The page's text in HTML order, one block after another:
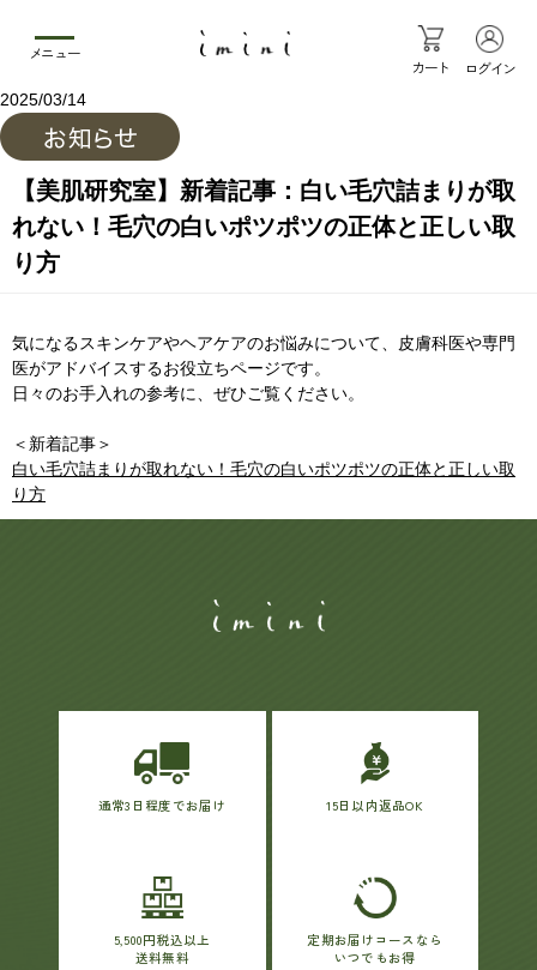
メニュー
カート ログイン
2025/03/14
【美肌研究室】新着記事：白い毛穴詰まりが取
れない！毛穴の白いポツポツの正体と正しい取
り方
気になるスキンケアやヘアケアのお悩みについて、皮膚科医や専門
医がアドバイスするお役立ちページです。
日々のお手入れの参考に、ぜひご覧ください。
＜新着記事＞
白い毛穴詰まりが取れない！毛穴の白いポツポツの正体と正しい取
り方
通常3日程度でお届け 15日以内返品OK
5,500円税込以上
送料無料
定期お届けコースなら
いつでもお得